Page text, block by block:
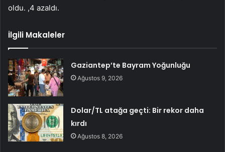
oldu. ,4 azaldı.
İlgili Makaleler
Gaziantep’te Bayram Yoğunluğu
Ağustos 9, 2026
Dolar/TL atağa geçti: Bir rekor daha
kırdı
Ağustos 8, 2026